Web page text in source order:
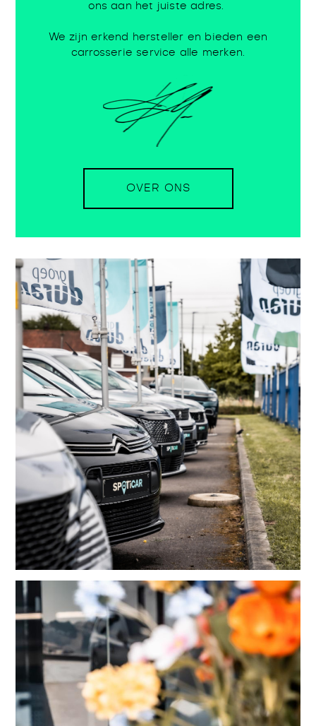
ons aan het juiste adres.
We zijn erkend hersteller en bieden een
carrosserie service alle merken.
OVER ONS
DIENSTEN
Lees meer